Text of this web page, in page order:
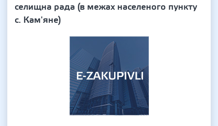
селищна рада (в межах населеного пункту
с. Кам'яне)